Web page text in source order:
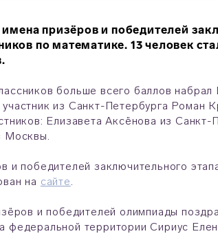
призёров и победителей
по математике. 13 человек
больше всего баллов
из Санкт-Петербурга Роман
Елизавета Аксёнова из
Москвы.
и победителей заключительного
на сайте.
и победителей олимпиады
федеральной территории Сириус